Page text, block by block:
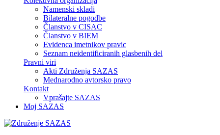
Namenski skladi
Bilateralne pogodbe
Članstvo v CISAC
Članstvo v BIEM
Evidenca imetnikov pravic
Seznam neidentificiranih glasbenih del
Pravni viri
Akti Združenja SAZAS
Mednarodno avtorsko pravo
Kontakt
Vprašajte SAZAS
Moj SAZAS